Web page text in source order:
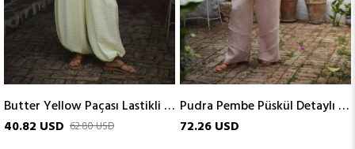
Butter Yellow Paçası Lastikli Salaş Pantolon
40.82 USD 62.80 USD
Pudra Pembe Püskül Detaylı Keten Pantolon
72.26 USD